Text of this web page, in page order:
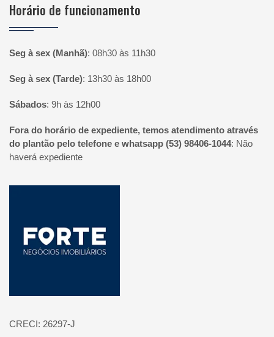
Horário de funcionamento
Seg à sex (Manhã): 08h30 às 11h30
Seg à sex (Tarde): 13h30 às 18h00
Sábados: 9h às 12h00
Fora do horário de expediente, temos atendimento através
do plantão pelo telefone e whatsapp (53) 98406-1044: Não
haverá expediente
CRECI: 26297-J